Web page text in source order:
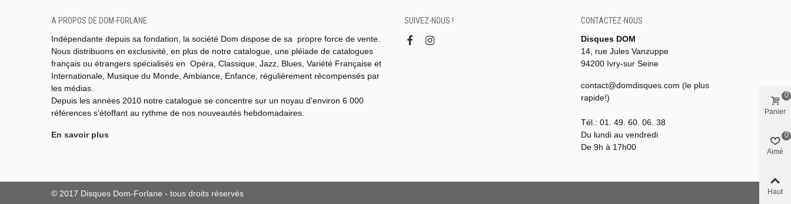
A PROPOS DE DOM-FORLANE
Indépendante depuis sa fondation, la société Dom dispose de sa propre force de vente.
Nous distribuons en exclusivité, en plus de notre catalogue, une pléiade de catalogues
français ou étrangers spécialisés en Opéra, Classique, Jazz, Blues, Variété Française et
Internationale, Musique du Monde, Ambiance, Enfance, régulièrement récompensés par
les médias.
Depuis les années 2010 notre catalogue se concentre sur un noyau d'environ 6 000
références s'étoffant au rythme de nos nouveautés hebdomadaires.
En savoir plus
SUIVEZ-NOUS !
CONTACTEZ-NOUS
Disques DOM
14, rue Jules Vanzuppe
94200 Ivry-sur Seine
contact@domdisques.com (le plus
rapide!)
Tél.: 01. 49. 60. 06. 38
Du lundi au vendredi
De 9h à 17h00
© 2017 Disques Dom-Forlane - tous droits réservés
Panier
0
Aimé
0
Haut